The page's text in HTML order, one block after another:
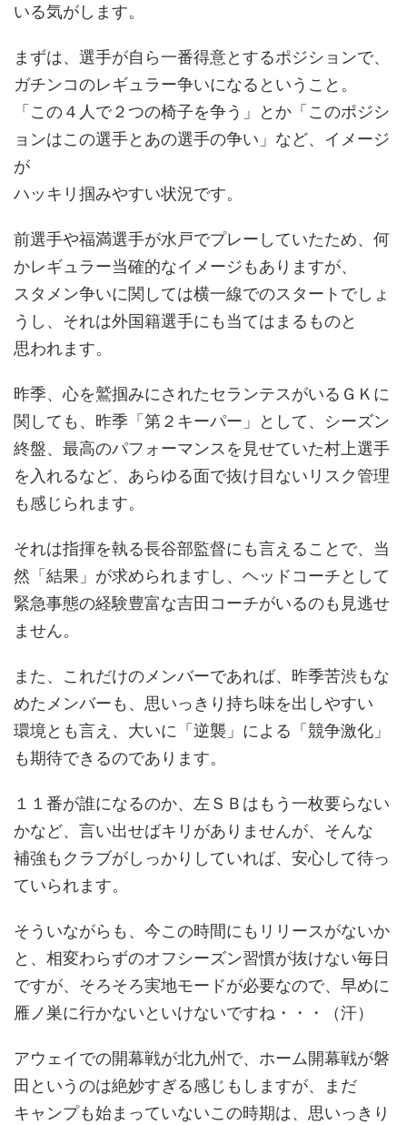
いる気がします。
まずは、選手が自ら一番得意とするポジションで、
ガチンコのレギュラー争いになるということ。
「この４人で２つの椅子を争う」とか「このポジシ
ョンはこの選手とあの選手の争い」など、イメージ
が
ハッキリ掴みやすい状況です。
前選手や福満選手が水戸でプレーしていたため、何
かレギュラー当確的なイメージもありますが、
スタメン争いに関しては横一線でのスタートでしょ
うし、それは外国籍選手にも当てはまるものと
思われます。
昨季、心を鷲掴みにされたセランテスがいるＧＫに
関しても、昨季「第２キーパー」として、シーズン
終盤、最高のパフォーマンスを見せていた村上選手
を入れるなど、あらゆる面で抜け目ないリスク管理
も感じられます。
それは指揮を執る長谷部監督にも言えることで、当
然「結果」が求められますし、ヘッドコーチとして
緊急事態の経験豊富な吉田コーチがいるのも見逃せ
ません。
また、これだけのメンバーであれば、昨季苦渋もな
めたメンバーも、思いっきり持ち味を出しやすい
環境とも言え、大いに「逆襲」による「競争激化」
も期待できるのであります。
１１番が誰になるのか、左ＳＢはもう一枚要らない
かなど、言い出せばキリがありませんが、そんな
補強もクラブがしっかりしていれば、安心して待っ
ていられます。
そういながらも、今この時間にもリリースがないか
と、相変わらずのオフシーズン習慣が抜けない毎日
ですが、そろそろ実地モードが必要なので、早めに
雁ノ巣に行かないといけないですね・・・（汗）
アウェイでの開幕戦が北九州で、ホーム開幕戦が磐
田というのは絶妙すぎる感じもしますが、まだ
キャンプも始まっていないこの時期は、思いっきり